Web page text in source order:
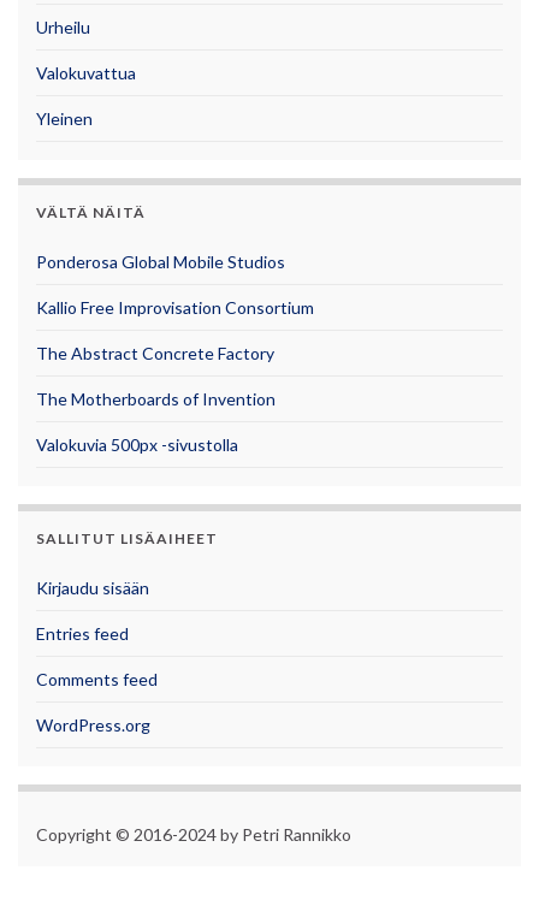
Urheilu
Valokuvattua
Yleinen
VÄLTÄ NÄITÄ
Ponderosa Global Mobile Studios
Kallio Free Improvisation Consortium
The Abstract Concrete Factory
The Motherboards of Invention
Valokuvia 500px -sivustolla
SALLITUT LISÄAIHEET
Kirjaudu sisään
Entries feed
Comments feed
WordPress.org
Copyright © 2016-2024 by Petri Rannikko